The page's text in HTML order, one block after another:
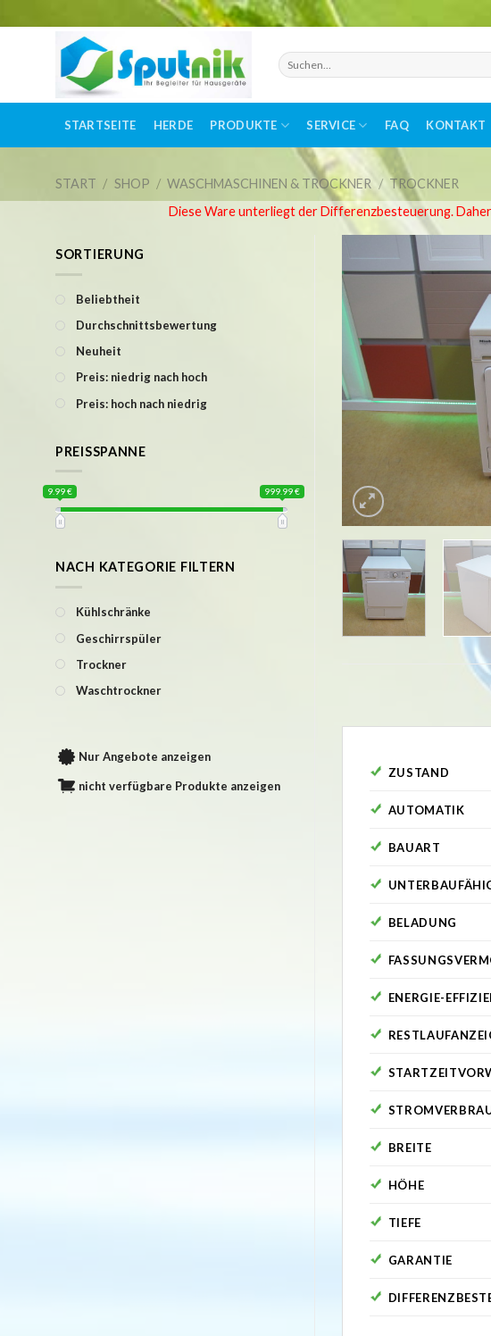
Suchen
nach:
STARTSEITE HERDE PRODUKTE SERVICE FAQ KONTAKT
START / SHOP / WASCHMASCHINEN & TROCKNER / TROCKNER
Diese Ware unterliegt der Differenzbesteuerung.
SORTIERUNG
Beliebtheit
Durchschnittsbewertung
Neuheit
Preis: niedrig nach hoch
Preis: hoch nach niedrig
PREISSPANNE
9.99 € 999.99 €
NACH KATEGORIE FILTERN
Kühlschränke
Geschirrspüler
Trockner
Waschtrockner
Nur Angebote anzeigen
nicht verfügbare Produkte anzeigen
ZUSTAND
AUTOMATIK
BAUART
BELADUNG
ENERGIE-
BREITE
HÖHE
TIEFE
GARANTIE